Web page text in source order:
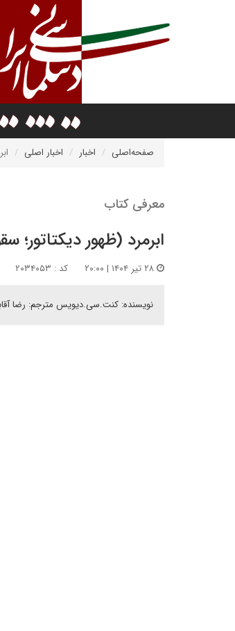
صفحه‌اصلی اخبار اخبار اصلی
معرفی کتاب
ابرمرد (ظهور دیکتاتور؛
کد : ۲۰۳۴۰۵۳
نویسنده: کنت.سی.دیویس مترجم: رضا